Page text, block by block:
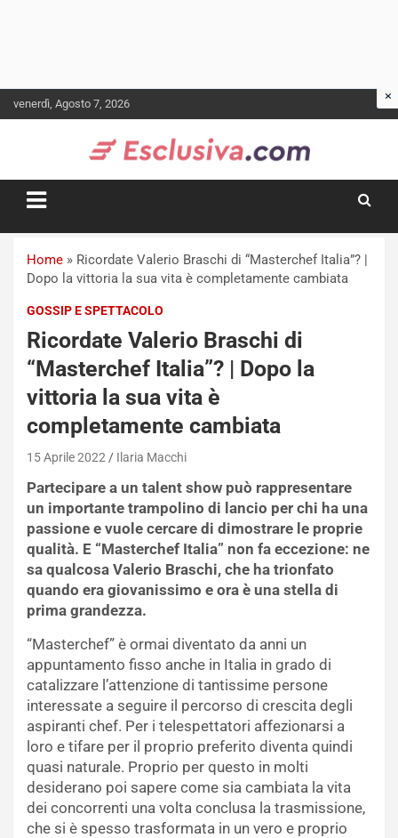
to
venerdì, Agosto 7, 2026
Home » Ricordate Valerio Braschi di “Masterchef Italia”? |
Dopo la vittoria la sua vita è completamente cambiata
GOSSIP E SPETTACOLO
Ricordate Valerio Braschi di
“Masterchef Italia”? | Dopo la
vittoria la sua vita è
completamente cambiata
15 Aprile 2022 Ilaria Macchi
Partecipare a un talent show può rappresentare
un importante trampolino di lancio per chi ha una
passione e vuole cercare di dimostrare le proprie
qualità. E “Masterchef Italia” non fa eccezione: ne
sa qualcosa Valerio Braschi, che ha trionfato
quando era giovanissimo e ora è una stella di
prima grandezza.
“Masterchef” è ormai diventato da anni un
appuntamento fisso anche in Italia in grado di
catalizzare l’attenzione di tantissime persone
interessate a seguire il percorso di crescita degli
aspiranti chef. Per i telespettatori affezionarsi a
loro e tifare per il proprio preferito diventa quindi
quasi naturale. Proprio per questo in molti
desiderano poi sapere come sia cambiata la vita
dei concorrenti una volta conclusa la trasmissione,
che si è spesso trasformata in un vero e proprio